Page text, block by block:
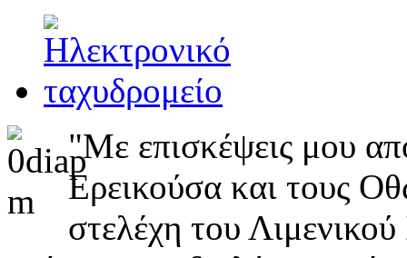
"Με επισκέψεις μου
Ερεικούσα και τους
στελέχη του